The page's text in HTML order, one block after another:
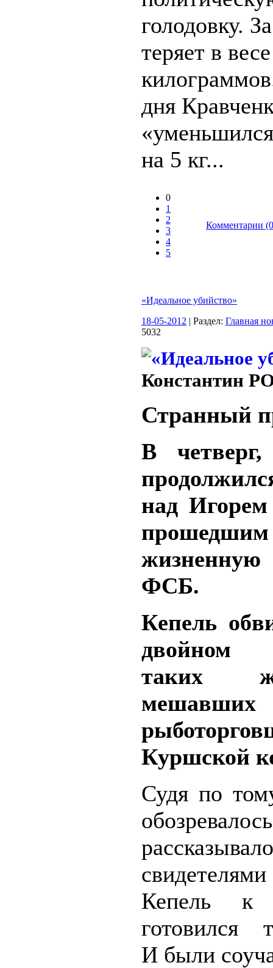
голодовку.
теряет в
дня
на 5 кг...
0
1
2
3
4
5
Комментарии
«Идеальное убийство»
18-05-2012 | Раздел: Главная
5032
Константин
Странный
В
над
прошедшим
ФСБ.
Кепель
двойном
таких
Куршской
Судя по
Кепель к
готовился
И были